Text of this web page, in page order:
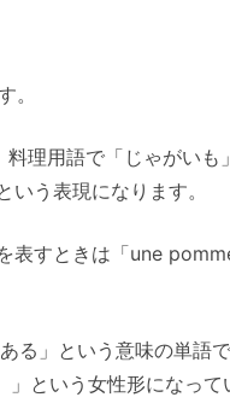
。
理用語で「じゃがい
う表現になります。
表すときは「une
る」という意味の単
という女性形になって